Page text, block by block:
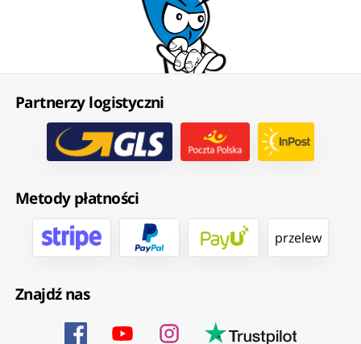
Partnerzy logistyczni
Metody płatności
przelew
Znajdź nas